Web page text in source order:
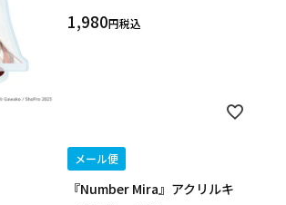
1,980 税込
メール便
『Number Mira』アクリルキ